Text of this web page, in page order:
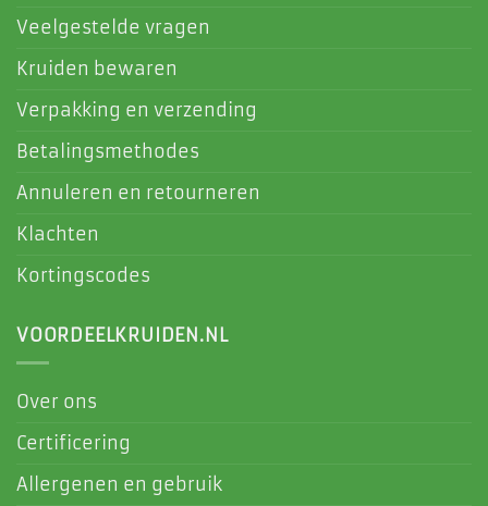
Veelgestelde vragen
Kruiden bewaren
Verpakking en verzending
Betalingsmethodes
Annuleren en retourneren
Klachten
Kortingscodes
VOORDEELKRUIDEN.NL
Over ons
Certificering
Allergenen en gebruik